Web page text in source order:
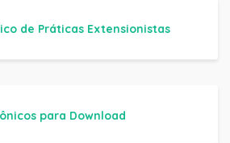
de Práticas Extensionistas
para Download